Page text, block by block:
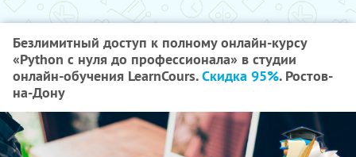
Безлимитный доступ к полному онлайн-курсу
«Python с нуля до профессионала» в студии
онлайн-обучения LearnCours.Скидка 95%. Ростов-
на-Дону